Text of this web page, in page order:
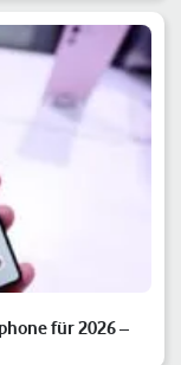
für 2026 –